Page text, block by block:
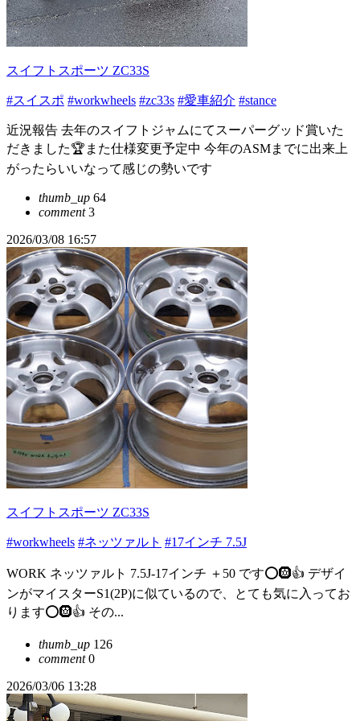
スイフトスポーツ ZC33S
#スイスポ #workwheels #zc33s #愛車紹介 #stance
近況報告 去年のスイフトジャムにてスーパーグッド賞いた
だきました🏆また仕様変更予定中 今年のASMまでに出来上
がったらいいなって感じの勢いです
thumb_up 64
comment3
2026/03/08 16:57
スイフトスポーツ ZC33S
#workwheels #ネッツァルト #17インチ 7.5J
WORK ネッツァルト 7.5J-17インチ ＋50 です⭕️🛞👍 デザイ
ンがマイスターS1(2P)に似ているので、とても気に入ってお
ります⭕️🛞👍 その...
thumb_up 126
comment0
2026/03/06 13:28